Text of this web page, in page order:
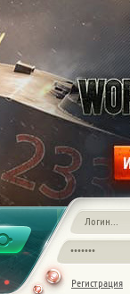
Регистрация